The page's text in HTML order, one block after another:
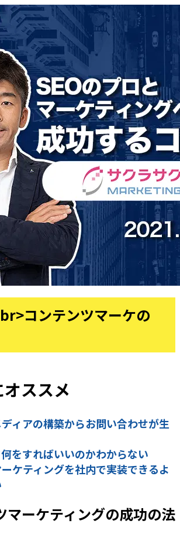
コンテンツマーケの
ススメ
ィアの構築からお問い合わせが生
をすればいいのかわからない
ケティングを社内で実装できるよ
マーケティングの成功の法